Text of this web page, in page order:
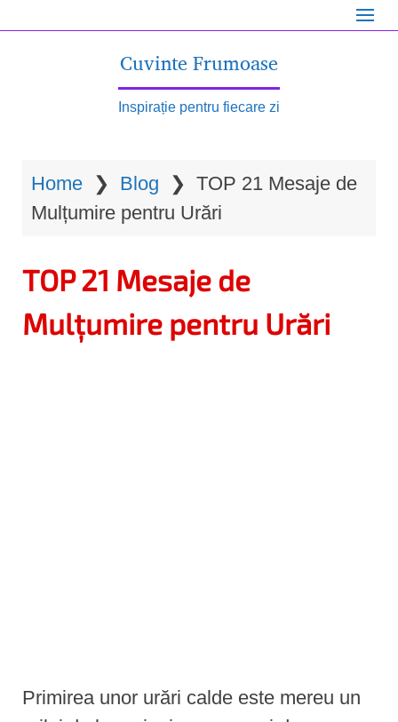
Cuvinte Frumoase
Inspirație pentru fiecare zi
Home ❯ Blog ❯ TOP 21 Mesaje de
Mulțumire pentru Urări
TOP 21 Mesaje de
Mulțumire pentru Urări
Primirea unor urări calde este mereu un